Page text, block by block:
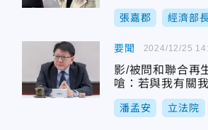
張嘉郡 經濟部
要聞
影/被問和聯合再
嗆：若與我有關我
潘孟安 立法院
2024/12/25